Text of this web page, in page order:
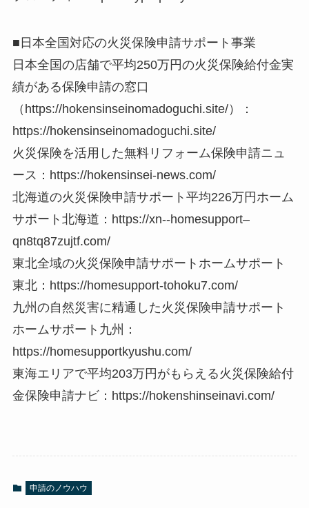
■日本全国対応の火災保険申請サポート事業
日本全国の店舗で平均250万円の火災保険給付金実
績がある保険申請の窓口
（https://hokensinseinomadoguchi.site/）：
https://hokensinseinomadoguchi.site/
火災保険を活用した無料リフォーム保険申請ニュ
ース：https://hokensinsei-news.com/
北海道の火災保険申請サポート平均226万円ホーム
サポート北海道：https://xn--homesupport–
qn8tq87zujtf.com/
東北全域の火災保険申請サポートホームサポート
東北：https://homesupport-tohoku7.com/
九州の自然災害に精通した火災保険申請サポート
ホームサポート九州：
https://homesupportkyushu.com/
東海エリアで平均203万円がもらえる火災保険給付
金保険申請ナビ：https://hokenshinseinavi.com/
申請のノウハウ